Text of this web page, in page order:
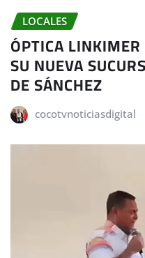
LOCALES
ÓPTICA
SU NUEVA
DE SÁNCHEZ
cocotvnoticiasdigital